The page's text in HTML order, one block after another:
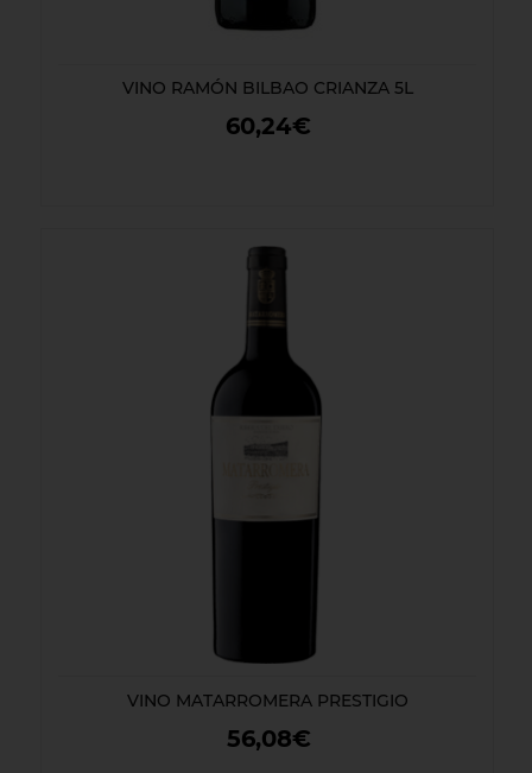
VINO RAMÓN BILBAO CRIANZA 5L
60,24€
VINO MATARROMERA PRESTIGIO
56,08€